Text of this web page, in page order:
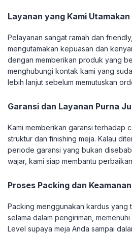
Layanan yang Kami Utamakan
Pelayanan sangat ramah dan
mengutamakan kepuasan dan
dengan memberikan produk yang
menghubungi kontak kami yang
lebih lanjut sebelum memutuskan
Garansi dan Layanan Purna
Kami memberikan garansi terhadap
struktur dan finishing meja. Kalau
periode garansi yang bukan
wajar, kami siap membantu
Proses Packing dan
Packing menggunakan kardus yang
selama dalam pengiriman,
Level supaya meja Anda sampai